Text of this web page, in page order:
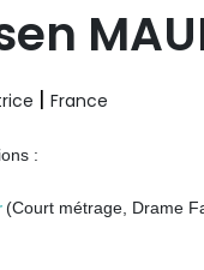
| France
:
(Court métrage, Drame